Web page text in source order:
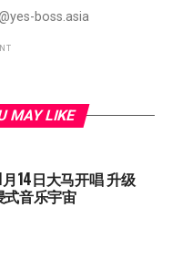
boss.asia
MAY LIKE
月14日大马开唱 升级
音乐宇宙